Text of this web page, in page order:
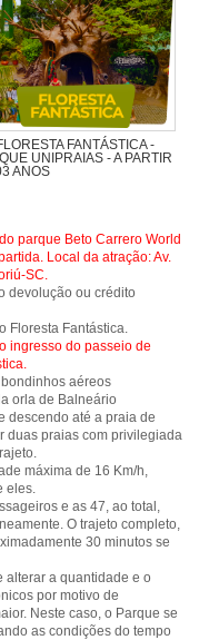
FANTÁSTICA -
UNIPRAIAS - A PARTIR
ANOS
parque Beto Carrero World
Local da atração: Av.
SC.
devolução ou crédito
ingresso do passeio de
aéreos
orla de Balneário
descendo até a praia de
duas praias com privilegiada
máxima de 16 Km/h,
eles.
e as 47, ao total,
O trajeto completo,
30 minutos se
alterar a quantidade e o
por motivo de
Neste caso, o Parque se
as condições do tempo